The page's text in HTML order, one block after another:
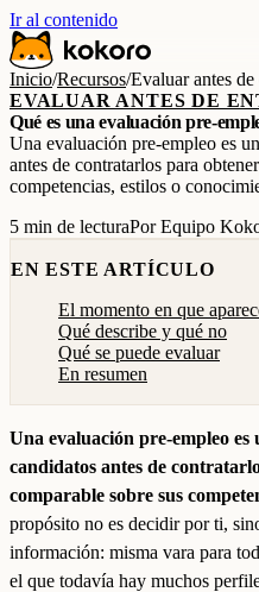
Ir al contenido
Inicio/Recursos/Evaluar antes
EVALUAR ANTES DE
Qué es una evaluación pre-
Una evaluación pre-empleo es
antes de contratarlos para
competencias, estilos o
5 min de lecturaPor Equipo
EN ESTE ARTÍCULO
El momento en que
Qué describe y qué no
Qué se puede evaluar
En resumen
Una evaluación pre-empleo es
candidatos antes de
comparable sobre sus
propósito no es decidir por ti,
información: misma vara para
el que todavía hay muchos